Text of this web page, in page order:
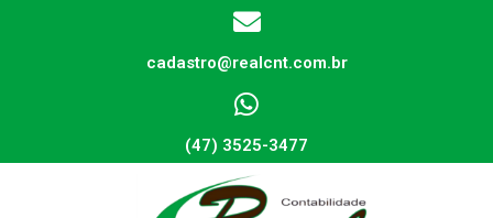
cadastro@realcnt.com.br
(47) 3525-3477